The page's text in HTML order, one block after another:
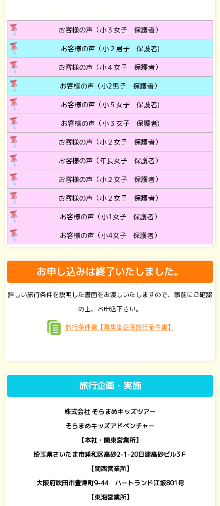
お客様の声（小３女子 保護者）
お客様の声（小２男子 保護者)
お客様の声（小４女子 保護者）
お客様の声（小2男子 保護者）
お客様の声（小５女子 保護者)
お客様の声（小３女子 保護者)
お客様の声（小２女子 保護者）
お客様の声（年長女子 保護者）
お客様の声（小２女子 保護者）
お客様の声（小２女子 保護者）
お客様の声（小1女子 保護者）
お客様の声（小4女子 保護者）
お申し込みは終了いたしました。
詳しい旅行条件を説明した書面をお渡しいたしますので、事前にご確認
の上、お申込下さい。
旅行条件書【募集型企画旅行条件書】
旅行企画・実施
株式会社 そらまめキッズツアー
そらまめキッズアドベンチャー
【本社・関東営業所】
埼玉県さいたま市浦和区高砂2-1-20日建高砂ビル3Ｆ
【関西営業所】
大阪府吹田市豊津町9-44 ハートランド江坂801号
【東海営業所】